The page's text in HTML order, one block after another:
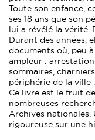
Toute son enfance,
ses 18 ans que son
lui a révélé la vérité.
Durant des années,
documents où, peu
ampleur :
sommaires,
périphérie de la ville
Ce livre est le fruit
nombreuses
Archives
rigoureuse sur une